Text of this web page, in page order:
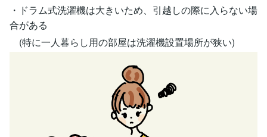
・ドラム式洗濯機は大きいため、引越しの際に入らない場
合がある
(特に一人暮らし用の部屋は洗濯機設置場所が狭い)